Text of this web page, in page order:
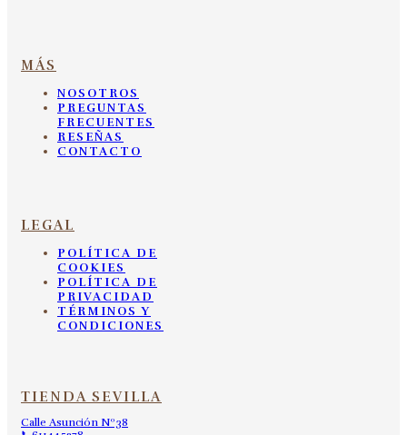
MÁS
NOSOTROS
PREGUNTAS
FRECUENTES
RESEÑAS
CONTACTO
LEGAL
POLÍTICA DE
COOKIES
POLÍTICA DE
PRIVACIDAD
TÉRMINOS Y
CONDICIONES
TIENDA SEVILLA
Calle Asunción Nº38